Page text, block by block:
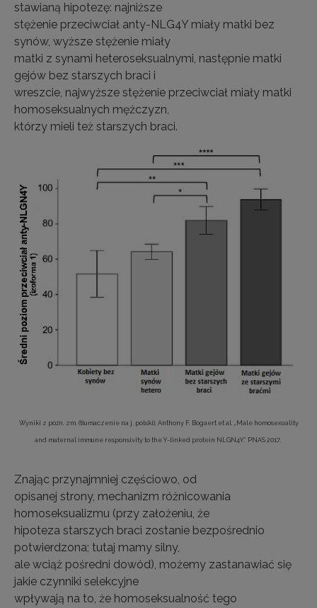
stawianą hipotezę: najniższe
stężenie przeciwciał anty-NLG4Y miały matki bez
synów, wyższe stężenie miały
matki z synami heteroseksualnymi, następnie matki
gejów bez starszych braci i
wreszcie, najwyższe stężenie przeciwciał miały matki
homoseksualnych mężczyzn,
którzy mieli też starszych braci.
Wyniki z późn. zm. (tłumaczenie na j. polski), Anthony F. Bogaert et al. „Male homosexuality
and maternal immune responsivity to the Y-linked protein NLGN4Y.” PNAS 2017.
Znając przynajmniej częściowo, od
opisanej strony, mechanizm różnicowania
homoseksualizmu (przy założeniu, że
hipoteza starszych braci zostanie bezpośrednio
potwierdzona; tutaj mamy silny,
ale wciąż pośredni dowód), możemy zastanawiać się
jakie czynniki selekcyjne
wpływają na to, że homoseksualność tego